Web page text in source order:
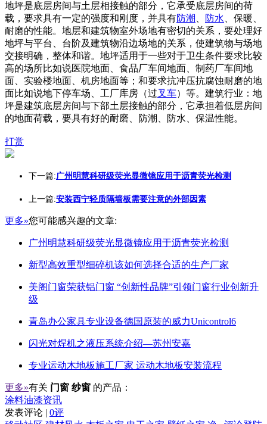
地坪是底层房间与土层相接触的部分，它承受底层房间的荷
载，要求具有一定的强度和刚度，并具有防潮 防水 、保暖、
耐磨的性能。地层和建筑物室外场地有密切的关系，要处理好
地坪与平台、台阶及建筑物沿边场地的关系，使建筑物与场地
交接明确，整体和谐。地坪适用于一些对于卫生条件要求比较
高的场所比如说医院地面、食品厂车间地面、制药厂车间地
面、实验楼地面、机房地面等；和要求抗冲压抗腐蚀耐磨的地
面比如说地下停车场、工厂库房（过叉车）等。建筑行业：地
坪是建筑底层房间与下部土层接触的部分，它承担着低层房间
的地面荷载，要具有好的耐磨、防潮、防水、保温性能。
打赏
下一篇:广州明慧科研级荧光显微镜应用于沥青荧光检测
上一篇:安装西宁轻质隔墙板需要注意的外部因素
更多»您可能感兴趣的文章:
广州明慧科研级荧光显微镜应用于沥青荧光检测
新型高效重型细碎机该如何选择合适的生产厂家
美阁门窗荣获铝门窗 “创新性品牌”引领门窗行业创新升
级
青岛办公家具专业设备德国原装的威力Unicontrol6
闪光对焊机之液压系统介绍—苏州安嘉
专业运动木地板施工厂家 运动木地板安装流程
更多»有关 门窗 纱窗 的产品：
涂料油漆资讯
发表评论 | 0评